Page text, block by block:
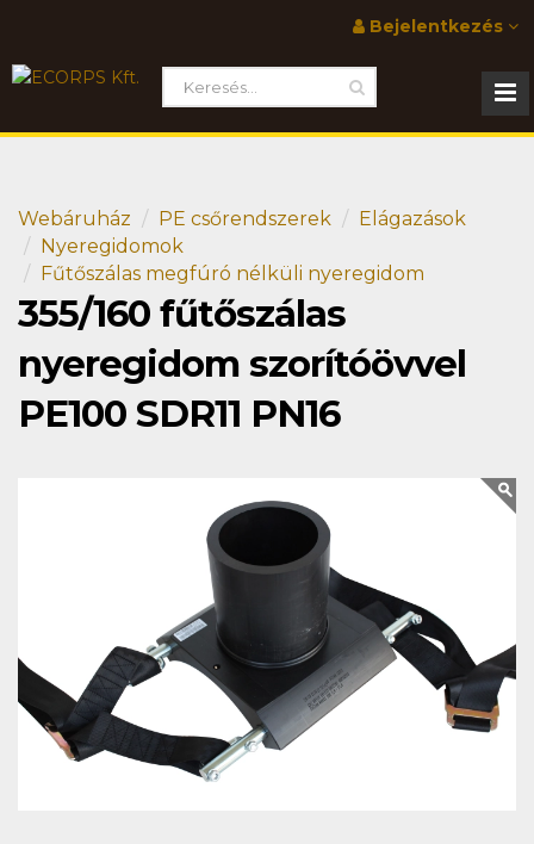
Bejelentkezés
Webáruház PE csőrendszerek
Elágazások
Nyeregidomok
Fűtőszálas megfúró nélküli nyeregidom
355/160 fűtőszálas
nyeregidom szorítóövvel
PE100 SDR11 PN16